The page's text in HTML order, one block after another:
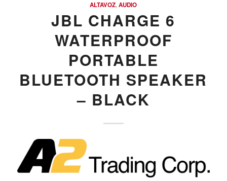
ALTAVOZ,AUDIO
JBL CHARGE 6
WATERPROOF
PORTABLE
BLUETOOTH SPEAKER
– BLACK